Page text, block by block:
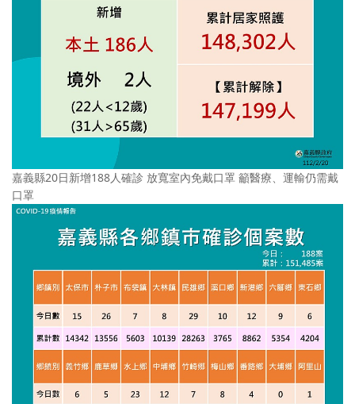
嘉義縣20日新增188人確診 放寬室內免戴口罩 籲醫療、運輸仍需戴
口罩